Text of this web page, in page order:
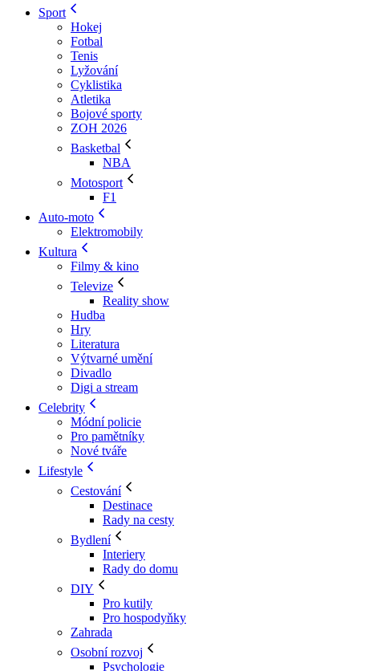
Sport
Hokej
Fotbal
Tenis
Lyžování
Cyklistika
Atletika
Bojové sporty
ZOH 2026
Basketbal
NBA
Motosport
F1
Auto-moto
Elektromobily
Kultura
Filmy & kino
Televize
Reality show
Hudba
Hry
Literatura
Výtvarné umění
Divadlo
Digi a stream
Celebrity
Módní policie
Pro pamětníky
Nové tváře
Lifestyle
Cestování
Destinace
Rady na cesty
Bydlení
Interiery
Rady do domu
DIY
Pro kutily
Pro hospodyňky
Zahrada
Osobní rozvoj
Psychologie